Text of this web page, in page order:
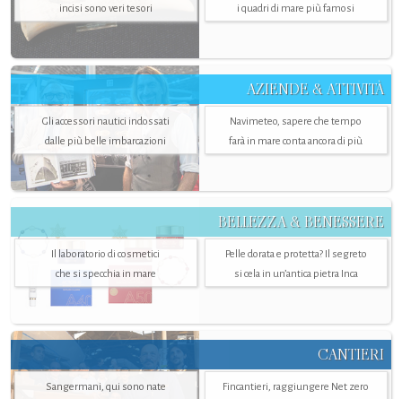
incisi sono veri tesori
i quadri di mare più famosi
AZIENDE & ATTIVITÀ
Gli accessori nautici indossati
dalle più belle imbarcazioni
Navimeteo, sapere che tempo
farà in mare conta ancora di più
BELLEZZA & BENESSERE
Il laboratorio di cosmetici
che si specchia in mare
Pelle dorata e protetta? Il segreto
si cela in un’antica pietra Inca
CANTIERI
Sangermani, qui sono nate
Fincantieri, raggiungere Net zero